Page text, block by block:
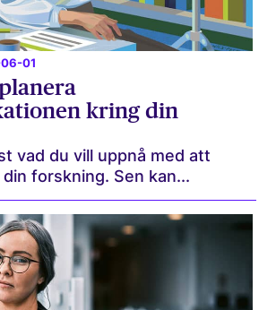
01
kring din
vad du vill uppnå med att
forskning. Sen kan...